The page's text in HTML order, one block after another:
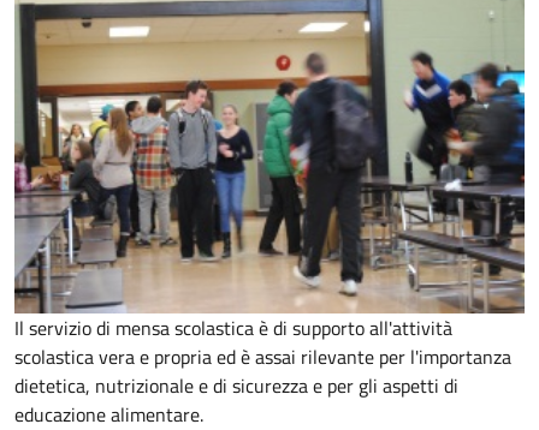
Il servizio di mensa scolastica è di supporto all'attività
scolastica vera e propria ed è assai rilevante per l'importanza
dietetica, nutrizionale e di sicurezza e per gli aspetti di
educazione alimentare.